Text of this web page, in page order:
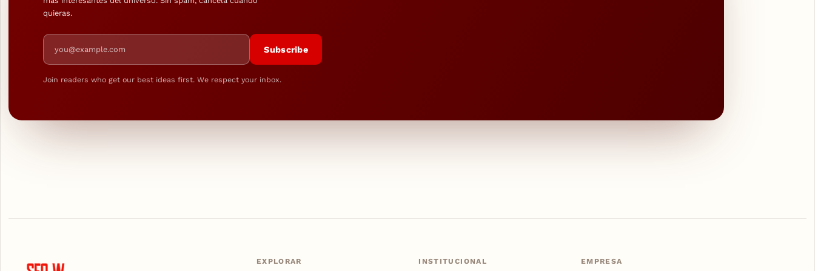
quieras.
Email address
Subscribe
Join readers who get our best ideas first. We respect your inbox.
EXPLORAR INSTITUCIONAL EMPRESA